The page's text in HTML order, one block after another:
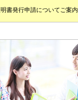
書発行申請についてご案内